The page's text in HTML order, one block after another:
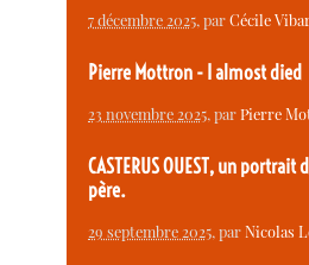
7 décembre 2025, parCécile
Pierre Mottron - I almost died
23 novembre 2025, parPierre
CASTERUS OUEST, un portrait
père.
29 septembre 2025, parNicolas